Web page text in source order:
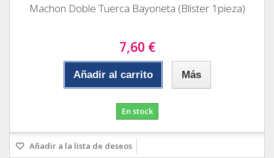
Machon Doble Tuerca Bayoneta (Blister 1pieza)
7,60 €
Añadir al carrito Más
En stock
Añadir a la lista de deseos